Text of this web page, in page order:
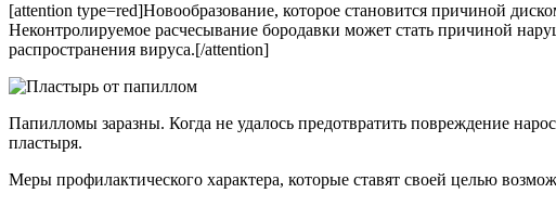
[attention type=red]Новообразование, которое становится причиной
Неконтролируемое расчесывание бородавки может стать причиной
распространения вируса.[/attention]
Папилломы заразны. Когда не удалось предотвратить повреждение
пластыря.
Меры профилактического характера, которые ставят своей целью